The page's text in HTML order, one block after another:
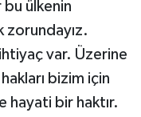
bu ülkenin
zorundayız.
var. Üzerine
bizim için
hayati bir haktır.